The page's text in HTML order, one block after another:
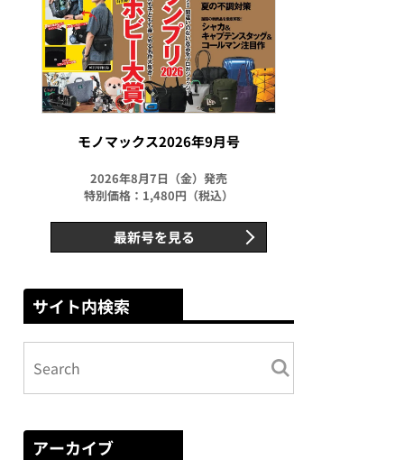
モノマックス2026年9月号
2026年8月7日（金）発売
特別価格：1,480円（税込）
最新号を見る
サイト内検索
アーカイブ